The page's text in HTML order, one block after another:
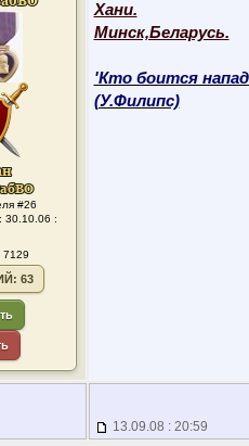
#26
30.10.06 :
63
Хани.
Минск,Беларусь.
'Кто боится
(У.Филипс)
13.09.08 : 20:59